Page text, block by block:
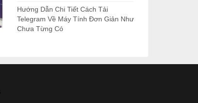
Hướng Dẫn Chi Tiết Cách Tải
Telegram Về Máy Tính Đơn Giản Như
Chưa Từng Có